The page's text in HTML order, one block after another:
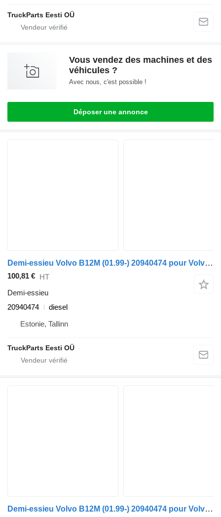
TruckParts Eesti OÜ
Vous vendez des machines et des
véhicules ?
Avec nous, c'est possible !
Déposer une annonce
Demi-essieu Volvo B12M (01.99-) 20940474 pour Volvo B6, B7, B9, B10, B12 bus (1978-2011)
100,81 € HT
Demi-essieu
20940474
diesel
Estonie, Tallinn
TruckParts Eesti OÜ
Demi-essieu Volvo B12M (01.99-) 20940474 pour Volvo B6, B7, B9, B10, B12 bus (1978-2011)